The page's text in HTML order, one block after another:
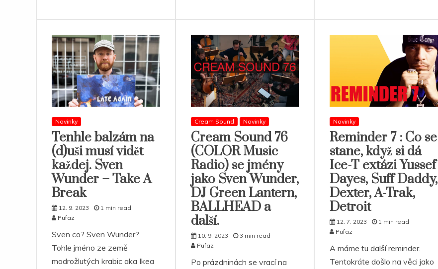
Novinky
Tenhle balzám na
(d)uši musí vidět
každej. Sven
Wunder – Take A
Break
12. 9. 2023
1 min read
Pufaz
Sven co? Sven Wunder?
Tohle jméno ze země
modrožlutých krabic aka Ikea
Cream Sound Novinky
Cream Sound 76
(COLOR Music
Radio) se jmény
jako Sven Wunder,
DJ Green Lantern,
BALLHEAD a
další.
10. 9. 2023
3 min read
Pufaz
Po prázdninách se vrací na
Novinky
Reminder 7 : Co se
stane, když si dá
Ice-T extázi Yussef
Dayes, Suff Daddy,
Dexter, A-Trak,
Detroit
12. 7. 2023
1 min read
Pufaz
A máme tu další reminder.
Tentokráte došlo na věci jako